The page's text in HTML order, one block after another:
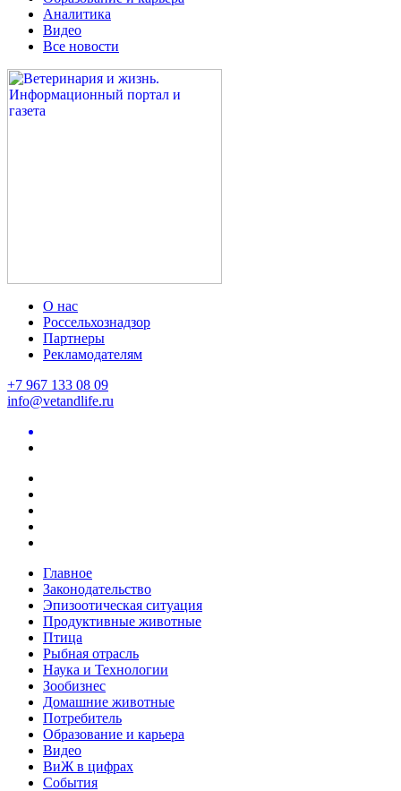
Аналитика
Видео
Все новости
О нас
Россельхознадзор
Партнеры
Рекламодателям
+7 967 133 08 09
info@vetandlife.ru
Главное
Законодательство
Эпизоотическая ситуация
Продуктивные животные
Птица
Рыбная отрасль
Наука и Технологии
Зообизнес
Домашние животные
Потребитель
Образование и карьера
Видео
ВиЖ в цифрах
События